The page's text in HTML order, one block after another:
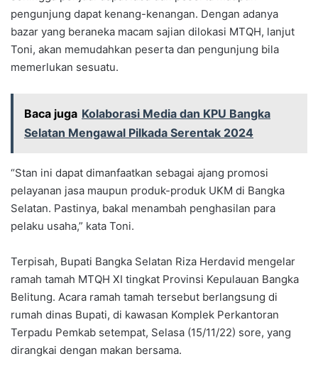
pengunjung dapat kenang-kenangan. Dengan adanya
bazar yang beraneka macam sajian dilokasi MTQH, lanjut
Toni, akan memudahkan peserta dan pengunjung bila
memerlukan sesuatu.
Baca juga Kolaborasi Media dan KPU Bangka
Selatan Mengawal Pilkada Serentak 2024
“Stan ini dapat dimanfaatkan sebagai ajang promosi
pelayanan jasa maupun produk-produk UKM di Bangka
Selatan. Pastinya, bakal menambah penghasilan para
pelaku usaha,” kata Toni.
Terpisah, Bupati Bangka Selatan Riza Herdavid mengelar
ramah tamah MTQH XI tingkat Provinsi Kepulauan Bangka
Belitung. Acara ramah tamah tersebut berlangsung di
rumah dinas Bupati, di kawasan Komplek Perkantoran
Terpadu Pemkab setempat, Selasa (15/11/22) sore, yang
dirangkai dengan makan bersama.